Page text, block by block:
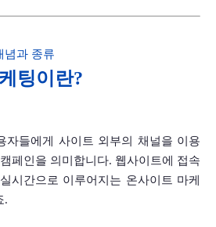
념과 종류
팅이란?
자들에게 사이트 외부의 채널을 이용
페인을 의미합니다. 웹사이트에 접속
시간으로 이루어지는 온사이트 마케
.